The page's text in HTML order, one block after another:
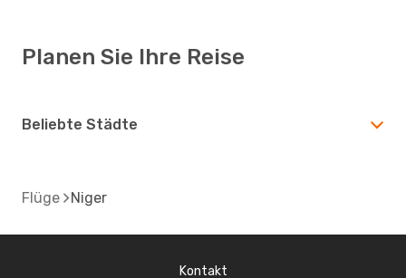
Planen Sie Ihre Reise
Beliebte Städte
Flüge Niger
Kontakt